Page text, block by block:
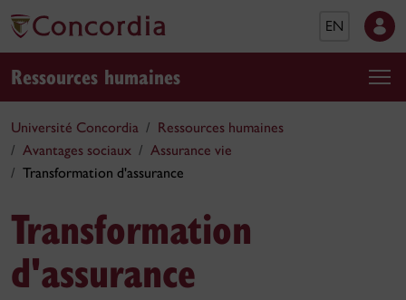
EN
Ressources humaines
Université Concordia
Ressources humaines
Avantages sociaux
Assurance vie
Transformation d'assurance
Transformation
d'assurance